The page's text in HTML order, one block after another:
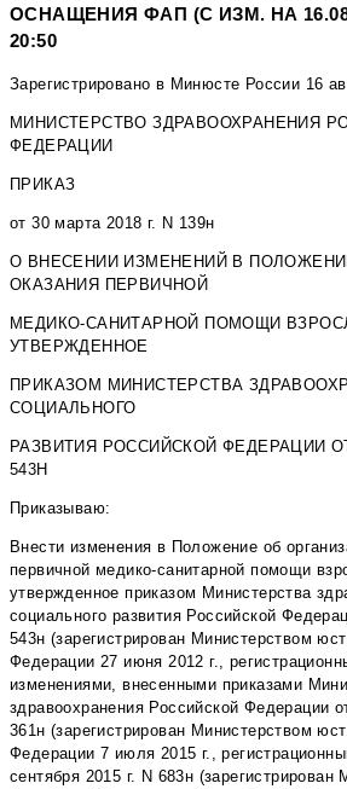
ОСНАЩЕНИЯ ФАП (С ИЗМ. НА
20:50
Зарегистрировано в Минюсте России 16
МИНИСТЕРСТВО ЗДРАВООХРАНЕНИЯ
ФЕДЕРАЦИИ
ПРИКАЗ
от 30 марта 2018 г. N 139н
О ВНЕСЕНИИ ИЗМЕНЕНИЙ В
ОКАЗАНИЯ ПЕРВИЧНОЙ
МЕДИКО-САНИТАРНОЙ ПОМОЩИ
УТВЕРЖДЕННОЕ
ПРИКАЗОМ МИНИСТЕРСТВА
СОЦИАЛЬНОГО
РАЗВИТИЯ РОССИЙСКОЙ ФЕДЕРАЦИИ ОТ
543Н
Приказываю:
Внести изменения в Положение об
первичной медико-санитарной помощи
утвержденное приказом Министерства
социального развития Российской
543н (зарегистрирован Министерством
Федерации 27 июня 2012 г.,
изменениями, внесенными приказами
здравоохранения Российской Федерации
361н (зарегистрирован Министерством
Федерации 7 июля 2015 г.,
сентября 2015 г. N 683н